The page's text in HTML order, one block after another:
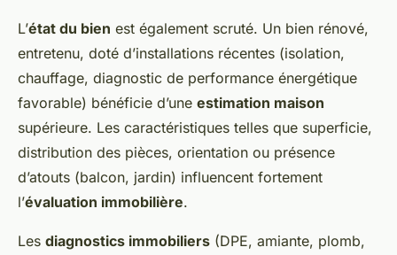
L’état du bien est également scruté. Un bien rénové,
entretenu, doté d’installations récentes (isolation,
chauffage, diagnostic de performance énergétique
favorable) bénéficie d’une estimation maison
supérieure. Les caractéristiques telles que superficie,
distribution des pièces, orientation ou présence
d’atouts (balcon, jardin) influencent fortement
l’évaluation immobilière.
Les diagnostics immobiliers (DPE, amiante, plomb,